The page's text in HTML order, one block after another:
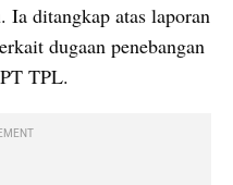
Ia ditangkap atas laporan
dugaan penebangan
TPL.